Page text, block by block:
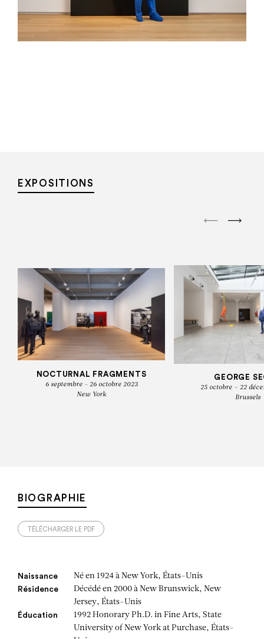
EXPOSITIONS
NOCTURNAL FRAGMENTS
6 septembre - 26 octobre 2023
New York
GEORGE
25 octobre – 22
Brussels
BIOGRAPHIE
TÉLÉCHARGER LE PDF
Naissance Né en 1924 à New York, États-Unis
Résidence
Décédé en 2000 à New Brunswick, New
Jersey, États-Unis
Éducation
1992 Honorary Ph.D. in Fine Arts, State
University of New York at Purchase, États-